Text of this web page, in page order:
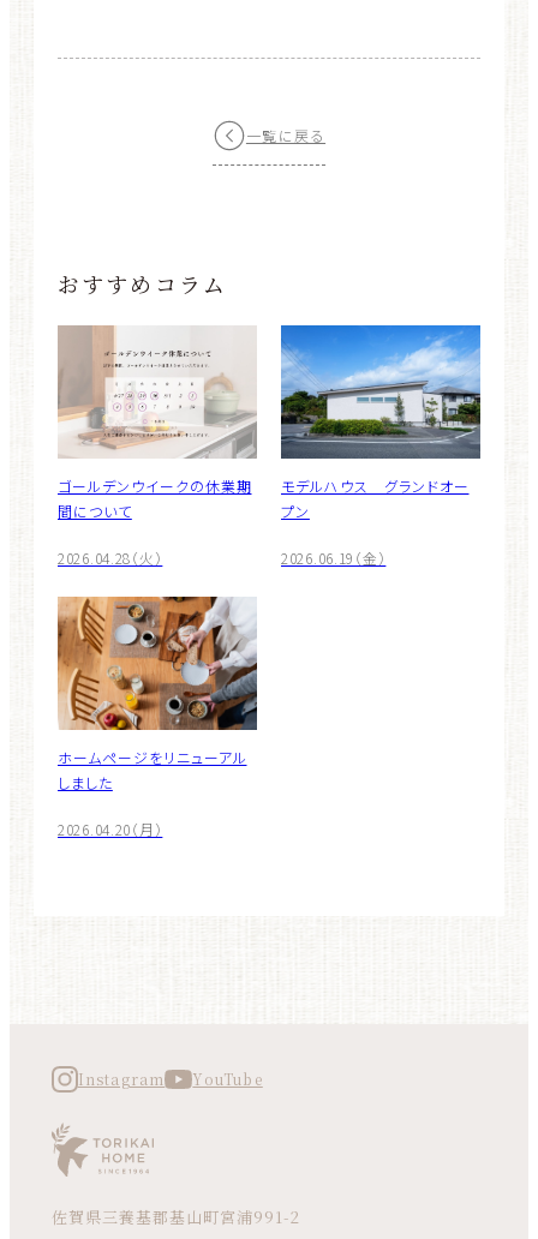
一覧に戻る
おすすめコラム
ゴールデンウイークの休業期
間について
2026.04.28（火）
モデルハウス グランドオー
プン
2026.06.19（金）
ホームページをリニューアル
しました
2026.04.20（月）
佐賀県三養基郡基山町宮浦991-2
Instagram YouTube